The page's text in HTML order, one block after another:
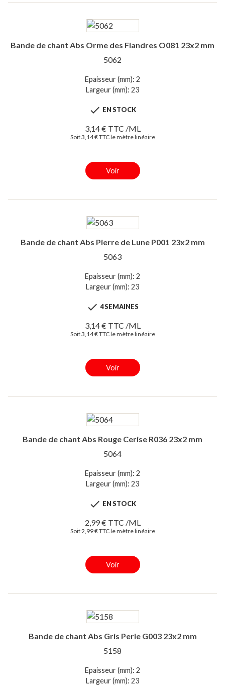
Bande de chant Abs Orme des Flandres O081 23x2 mm
5062
Epaisseur (mm): 2
Largeur (mm): 23
 EN STOCK
3,14 € TTC /ML
Soit 3,14 € TTC le mètre linéaire
Voir
Bande de chant Abs Pierre de Lune P001 23x2 mm
5063
Epaisseur (mm): 2
Largeur (mm): 23
 4 SEMAINES
3,14 € TTC /ML
Soit 3,14 € TTC le mètre linéaire
Voir
Bande de chant Abs Rouge Cerise R036 23x2 mm
5064
Epaisseur (mm): 2
Largeur (mm): 23
 EN STOCK
2,99 € TTC /ML
Soit 2,99 € TTC le mètre linéaire
Voir
Bande de chant Abs Gris Perle G003 23x2 mm
5158
Epaisseur (mm): 2
Largeur (mm): 23